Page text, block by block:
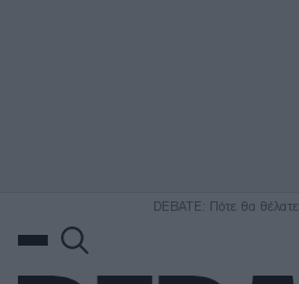
DEBATE: Πότε θα θέλατε